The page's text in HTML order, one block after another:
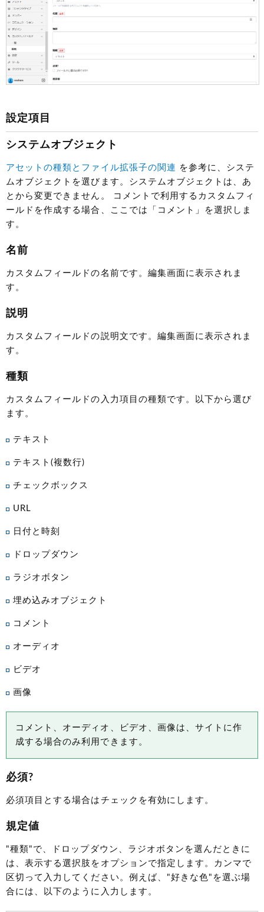
設定項目
システムオブジェクト
アセットの種類とファイル拡張子の関連 を参考に、システ
ムオブジェクトを選びます。システムオブジェクトは、あ
とから変更できません。 コメントで利用するカスタムフィ
ールドを作成する場合、ここでは「コメント」を選択しま
す。
名前
カスタムフィールドの名前です。編集画面に表示されま
す。
説明
カスタムフィールドの説明文です。編集画面に表示されま
す。
種類
カスタムフィールドの入力項目の種類です。以下から選び
ます。
テキスト
テキスト(複数行)
チェックボックス
URL
日付と時刻
ドロップダウン
ラジオボタン
埋め込みオブジェクト
コメント
オーディオ
ビデオ
画像
コメント、オーディオ、ビデオ、画像は、サイトに作
成する場合のみ利用できます。
必須?
必須項目とする場合はチェックを有効にします。
規定値
"種類"で、ドロップダウン、ラジオボタンを選んだときに
は、表示する選択肢をオプションで指定します。カンマで
区切って入力してください。例えば、"好きな色"を選ぶ場
合には、以下のように入力します。